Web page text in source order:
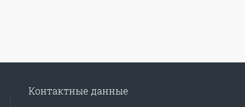
Контактные данные